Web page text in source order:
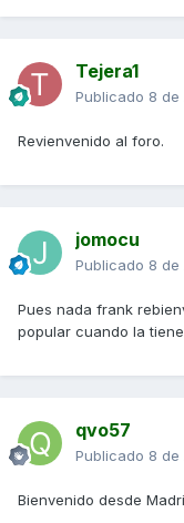
Tejera1
Publicado 8 de
Revienvenido al foro.
jomocu
Publicado 8 de
Pues nada frank
popular cuando la
qvo57
Publicado 8 de
Bienvenido desde